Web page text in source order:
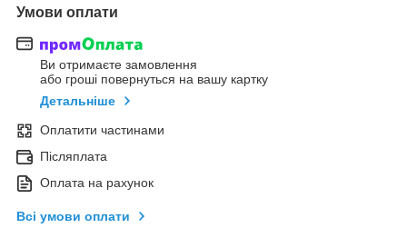
Умови оплати
Ви отримаєте замовлення
або гроші повернуться на вашу картку
Детальніше
Оплатити частинами
Післяплата
Оплата на рахунок
Всі умови оплати